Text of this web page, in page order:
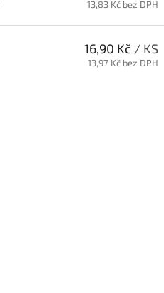
13,83 Kč bez DPH
16,90 Kč / KS
13,97 Kč bez DPH